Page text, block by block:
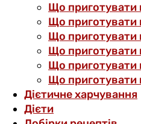
Що приготувати
Що приготувати
Що приготувати
Що приготувати
Що приготувати
Що приготувати
Дієтичне харчування
Дієти